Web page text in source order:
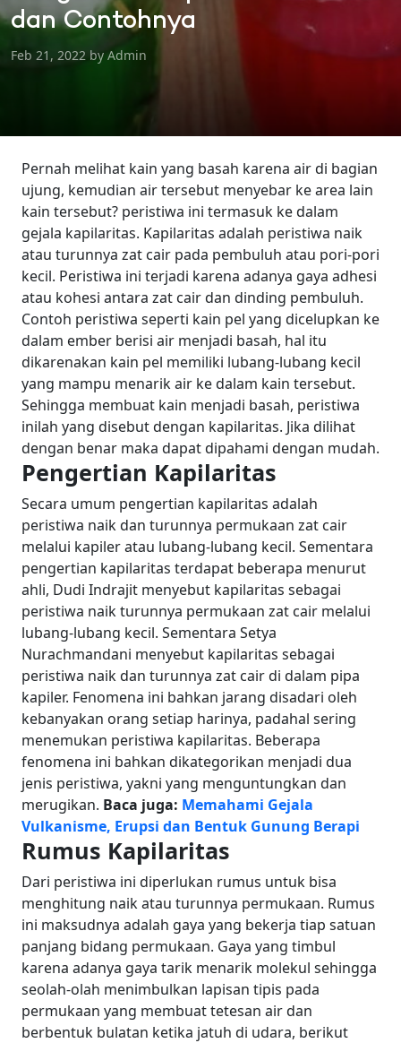
dan Contohnya
Feb 21, 2022 by Admin
Pernah melihat kain yang basah karena air di bagian
ujung, kemudian air tersebut menyebar ke area lain
kain tersebut? peristiwa ini termasuk ke dalam
gejala kapilaritas. Kapilaritas adalah peristiwa naik
atau turunnya zat cair pada pembuluh atau pori-pori
kecil. Peristiwa ini terjadi karena adanya gaya adhesi
atau kohesi antara zat cair dan dinding pembuluh.
Contoh peristiwa seperti kain pel yang dicelupkan ke
dalam ember berisi air menjadi basah, hal itu
dikarenakan kain pel memiliki lubang-lubang kecil
yang mampu menarik air ke dalam kain tersebut.
Sehingga membuat kain menjadi basah, peristiwa
inilah yang disebut dengan kapilaritas. Jika dilihat
dengan benar maka dapat dipahami dengan mudah.
Pengertian Kapilaritas
Secara umum pengertian kapilaritas adalah
peristiwa naik dan turunnya permukaan zat cair
melalui kapiler atau lubang-lubang kecil. Sementara
pengertian kapilaritas terdapat beberapa menurut
ahli, Dudi Indrajit menyebut kapilaritas sebagai
peristiwa naik turunnya permukaan zat cair melalui
lubang-lubang kecil. Sementara Setya
Nurachmandani menyebut kapilaritas sebagai
peristiwa naik dan turunnya zat cair di dalam pipa
kapiler. Fenomena ini bahkan jarang disadari oleh
kebanyakan orang setiap harinya, padahal sering
menemukan peristiwa kapilaritas. Beberapa
fenomena ini bahkan dikategorikan menjadi dua
jenis peristiwa, yakni yang menguntungkan dan
merugikan. Baca juga: Memahami Gejala
Vulkanisme, Erupsi dan Bentuk Gunung Berapi
Rumus Kapilaritas
Dari peristiwa ini diperlukan rumus untuk bisa
menghitung naik atau turunnya permukaan. Rumus
ini maksudnya adalah gaya yang bekerja tiap satuan
panjang bidang permukaan. Gaya yang timbul
karena adanya gaya tarik menarik molekul sehingga
seolah-olah menimbulkan lapisan tipis pada
permukaan yang membuat tetesan air dan
berbentuk bulatan ketika jatuh di udara, berikut